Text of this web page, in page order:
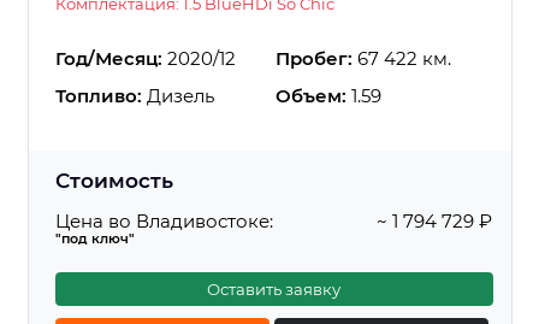
Комплектация: 1.5 BlueHDi So Chic
Год/Месяц: 2020/12 Пробег: 67 422 км.
Топливо: Дизель Объем: 1.59
Стоимость
Цена во Владивостоке:
"под ключ"
~ 1 794 729 ₽
Оставить заявку